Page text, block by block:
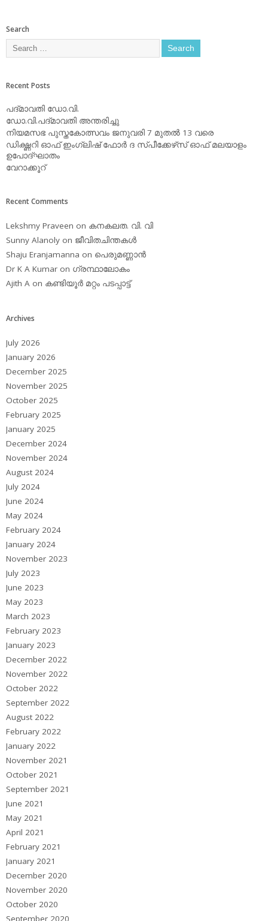
Search
Recent Posts
പദ്മാവതി ഡോ.വി.
ഡോ.വി.പദ്മാവതി അന്തരിച്ചു
നിയമസഭ പുസ്തകോത്സവം ജനുവരി 7 മുതല്‍ 13 വരെ
ഡിക്ഷ്ണറി ഓഫ് ഇംഗ്ലിഷ് ഫോര്‍ ദ സ്പീക്കേഴ്‌സ് ഓഫ് മലയാളം
ഉപോദ്ഘാതം
വേറാക്കൂറ്
Recent Comments
Lekshmy Praveen on കനകലത. വി. വി
Sunny Alanoly on ജീവിതചിന്തകള്‍
Shaju Eranjamanna on പെരുമണ്ണാന്‍
Dr K A Kumar on ഗ്രന്ഥാലോകം
Ajith A on കണ്ടിയൂര്‍ മറ്റം പടപ്പാട്ട്‌
Archives
July 2026
January 2026
December 2025
November 2025
October 2025
February 2025
January 2025
December 2024
November 2024
August 2024
July 2024
June 2024
May 2024
February 2024
January 2024
November 2023
July 2023
June 2023
May 2023
March 2023
February 2023
January 2023
December 2022
November 2022
October 2022
September 2022
August 2022
February 2022
January 2022
November 2021
October 2021
September 2021
June 2021
May 2021
April 2021
February 2021
January 2021
December 2020
November 2020
October 2020
September 2020